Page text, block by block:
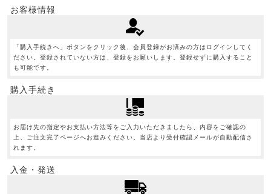
お客様情報
「購入手続きへ」ボタンをクリック後、会員登録がお済みの方はログインしてく
ださい。登録されていない方は、登録をお願いします。登録せずに購入すること
も可能です。
購入手続き
お届け先の指定やお支払い方法等をご入力いただきましたら、内容をご確認の
上、ご注文完了ページへお進みください。当店より受付確認メールが自動配信さ
れます。
入金・発送